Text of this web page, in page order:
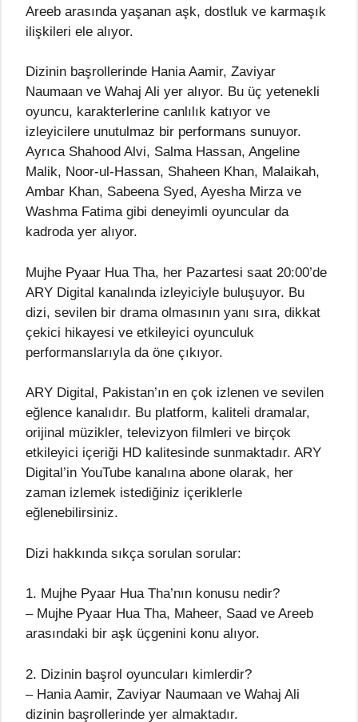
Areeb arasında yaşanan aşk, dostluk ve karmaşık
ilişkileri ele alıyor.
Dizinin başrollerinde Hania Aamir, Zaviyar
Naumaan ve Wahaj Ali yer alıyor. Bu üç yetenekli
oyuncu, karakterlerine canlılık katıyor ve
izleyicilere unutulmaz bir performans sunuyor.
Ayrıca Shahood Alvi, Salma Hassan, Angeline
Malik, Noor-ul-Hassan, Shaheen Khan, Malaikah,
Ambar Khan, Sabeena Syed, Ayesha Mirza ve
Washma Fatima gibi deneyimli oyuncular da
kadroda yer alıyor.
Mujhe Pyaar Hua Tha, her Pazartesi saat 20:00’de
ARY Digital kanalında izleyiciyle buluşuyor. Bu
dizi, sevilen bir drama olmasının yanı sıra, dikkat
çekici hikayesi ve etkileyici oyunculuk
performanslarıyla da öne çıkıyor.
ARY Digital, Pakistan’ın en çok izlenen ve sevilen
eğlence kanalıdır. Bu platform, kaliteli dramalar,
orijinal müzikler, televizyon filmleri ve birçok
etkileyici içeriği HD kalitesinde sunmaktadır. ARY
Digital’in YouTube kanalına abone olarak, her
zaman izlemek istediğiniz içeriklerle
eğlenebilirsiniz.
Dizi hakkında sıkça sorulan sorular:
1. Mujhe Pyaar Hua Tha’nın konusu nedir?
– Mujhe Pyaar Hua Tha, Maheer, Saad ve Areeb
arasındaki bir aşk üçgenini konu alıyor.
2. Dizinin başrol oyuncuları kimlerdir?
– Hania Aamir, Zaviyar Naumaan ve Wahaj Ali
dizinin başrollerinde yer almaktadır.